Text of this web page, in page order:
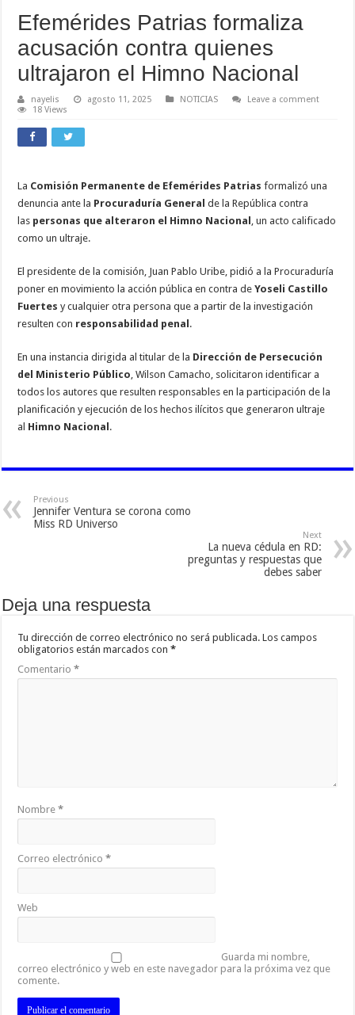
Efemérides Patrias formaliza
acusación contra quienes
ultrajaron el Himno Nacional
nayelis agosto 11, 2025 NOTICIAS
Leave a comment
18 Views
La Comisión Permanente de Efemérides Patriasformalizó una
denuncia ante la Procuraduría General de la República contra
las personas que alteraron el Himno Nacional , un acto calificado
como un ultraje.
El presidente de la comisión, Juan Pablo Uribe, pidió a la Procuraduría
poner en movimiento la acción pública en contra deYoseli Castillo
Fuertes y cualquier otra persona que a partir de la investigación
resulten con responsabilidad penal.
En una instancia dirigida al titular de la Dirección de Persecución
del Ministerio Público , Wilson Camacho, solicitaron identificar a
todos los autores que resulten responsables en la participación de la
planificación y ejecución de los hechos ilícitos que generaron ultraje
al Himno Nacional.
Previous
Jennifer Ventura se corona como
Miss RD Universo
Next
La nueva cédula en RD:
preguntas y respuestas que
debes saber
Deja una respuesta
Tu dirección de correo electrónico no será publicada. Los campos
obligatorios están marcados con*
Comentario*
Nombre*
Correo electrónico*
Web
Guarda mi nombre,
correo electrónico y web en este navegador para la próxima vez que
comente.